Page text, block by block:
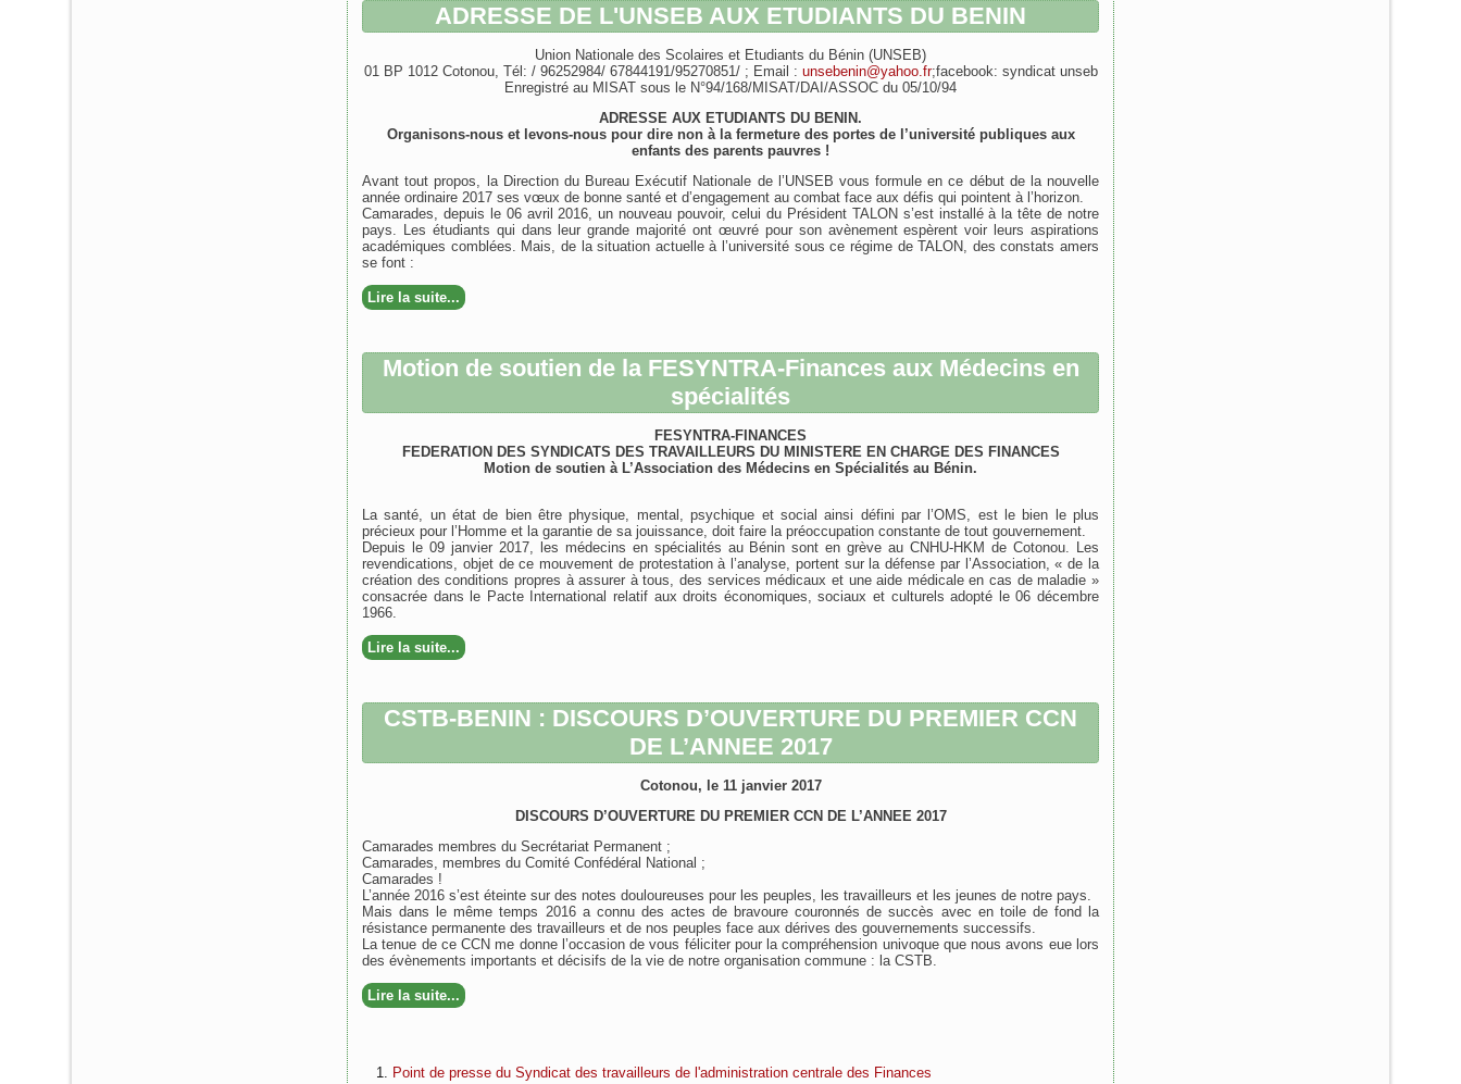
ADRESSE DE L'UNSEB AUX ETUDIANTS DU BENIN
Union Nationale des Scolaires et Etudiants du Bénin (UNSEB)
01 BP 1012 Cotonou, Tél: / 96252984/ 67844191/95270851/ ; Email : unsebenin@yahoo.fr;facebook: syndicat unseb
Enregistré au MISAT sous le N°94/168/MISAT/DAI/ASSOC du 05/10/94
ADRESSE AUX ETUDIANTS DU BENIN.
Organisons-nous et levons-nous pour dire non à la fermeture des portes de l’université publiques aux
enfants des parents pauvres !
Avant tout propos, la Direction du Bureau Exécutif Nationale de l’UNSEB vous formule en ce début de la nouvelle
année ordinaire 2017 ses vœux de bonne santé et d’engagement au combat face aux défis qui pointent à l’horizon.
Camarades, depuis le 06 avril 2016, un nouveau pouvoir, celui du Président TALON s’est installé à la tête de notre
pays. Les étudiants qui dans leur grande majorité ont œuvré pour son avènement espèrent voir leurs aspirations
académiques comblées. Mais, de la situation actuelle à l’université sous ce régime de TALON, des constats amers
se font :
Lire la suite...
Motion de soutien de la FESYNTRA-Finances aux Médecins en
spécialités
FESYNTRA-FINANCES
FEDERATION DES SYNDICATS DES TRAVAILLEURS DU MINISTERE EN CHARGE DES FINANCES
Motion de soutien à L’Association des Médecins en Spécialités au Bénin.
La santé, un état de bien être physique, mental, psychique et social ainsi défini par l’OMS, est le bien le plus
précieux pour l’Homme et la garantie de sa jouissance, doit faire la préoccupation constante de tout gouvernement.
Depuis le 09 janvier 2017, les médecins en spécialités au Bénin sont en grève au CNHU-HKM de Cotonou. Les
revendications, objet de ce mouvement de protestation à l’analyse, portent sur la défense par l’Association, « de la
création des conditions propres à assurer à tous, des services médicaux et une aide médicale en cas de maladie »
consacrée dans le Pacte International relatif aux droits économiques, sociaux et culturels adopté le 06 décembre
1966.
Lire la suite...
CSTB-BENIN : DISCOURS D’OUVERTURE DU PREMIER CCN
DE L’ANNEE 2017
Cotonou, le 11 janvier 2017
DISCOURS D’OUVERTURE DU PREMIER CCN DE L’ANNEE 2017
Camarades membres du Secrétariat Permanent ;
Camarades, membres du Comité Confédéral National ;
Camarades !
L’année 2016 s’est éteinte sur des notes douloureuses pour les peuples, les travailleurs et les jeunes de notre pays.
Mais dans le même temps 2016 a connu des actes de bravoure couronnés de succès avec en toile de fond la
résistance permanente des travailleurs et de nos peuples face aux dérives des gouvernements successifs.
La tenue de ce CCN me donne l’occasion de vous féliciter pour la compréhension univoque que nous avons eue lors
des évènements importants et décisifs de la vie de notre organisation commune : la CSTB.
Lire la suite...
Point de presse du Syndicat des travailleurs de l'administration centrale des Finances